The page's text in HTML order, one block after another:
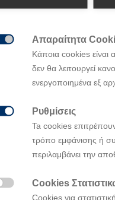
Απαραίτητα
Κάποια cookies είναι
δεν θα λειτουργεί
ενεργοποιημένα εξ
Ρυθμίσεις
Ta cookies
τρόπο εμφάνισης ή
περιλαμβάνει την
Cookies
Cookies για